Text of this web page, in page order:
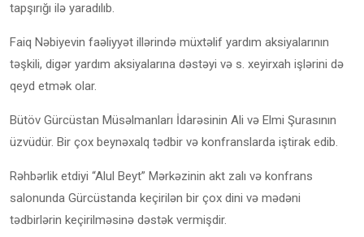
tapşırığı ilə yaradılıb.
Faiq Nəbiyevin faəliyyət illərində müxtəlif yardım aksiyalarının
təşkili, digər yardım aksiyalarına dəstəyi və s. xeyirxah işlərini də
qeyd etmək olar.
Bütöv Gürcüstan Müsəlmanları İdarəsinin Ali və Elmi Şurasının
üzvüdür. Bir çox beynəxalq tədbir və konfranslarda iştirak edib.
Rəhbərlik etdiyi “Alul Beyt” Mərkəzinin akt zalı və konfrans
salonunda Gürcüstanda keçirilən bir çox dini və mədəni
tədbirlərin keçirilməsinə dəstək vermişdir.